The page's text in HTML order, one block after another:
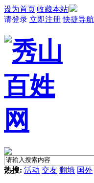
设为首页|收藏本站|
请登录 立即注册 快捷导航
热搜: 活动 交友 翻墙 国外